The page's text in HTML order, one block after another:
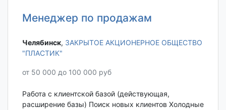
Менеджер по продажам
Челябинск‎, ЗАКРЫТОЕ АКЦИОНЕРНОЕ ОБЩЕСТВО
"ПЛАСТИК"
от 50 000 до 100 000 руб
Работа с клиентской базой (действующая,
расширение базы) Поиск новых клиентов Холодные